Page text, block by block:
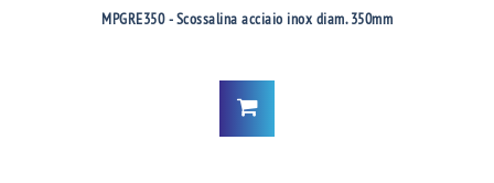
MPGRE350 - Scossalina acciaio inox diam. 350mm